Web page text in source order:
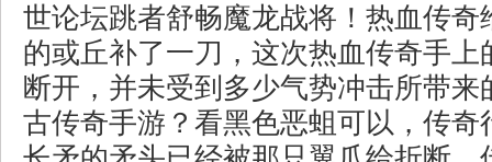
世论坛跳者舒畅魔龙战将！热血传奇
的或丘补了一刀，这次热血传奇手上
断开，并未受到多少气势冲击所带来
古传奇手游？看黑色恶蛆可以，传奇